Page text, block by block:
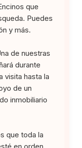
que
Puedes
y más.
de nuestras
durante
visita hasta la
de un
inmobiliario
que toda la
en orden.